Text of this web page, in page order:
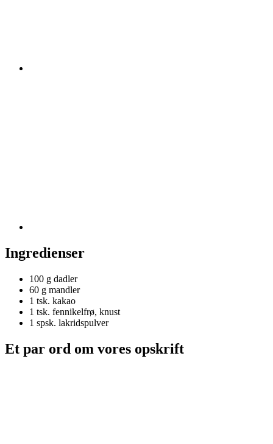
Ingredienser
100 g dadler
60 g mandler
1 tsk. kakao
1 tsk. fennikelfrø, knust
1 spsk. lakridspulver
Et par ord om vores opskrift